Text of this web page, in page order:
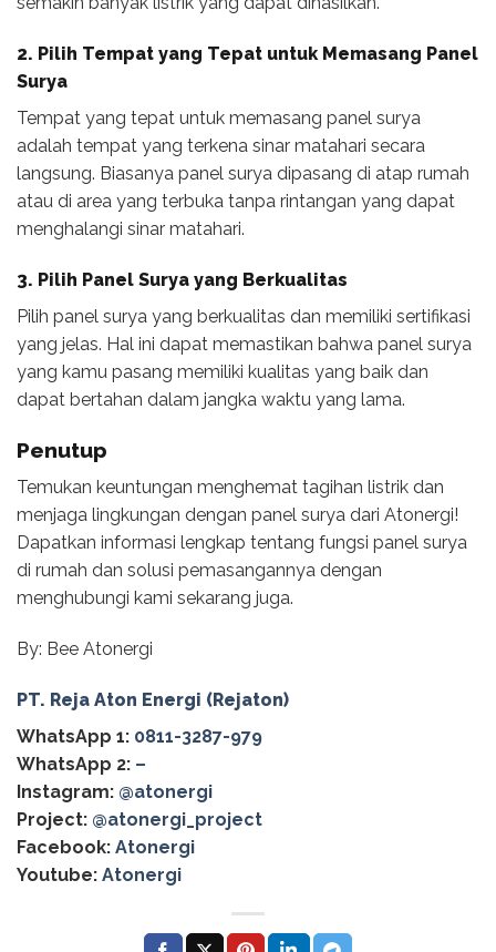
2. Pilih Tempat yang Tepat untuk Memasang Panel
Surya
Tempat yang tepat untuk memasang panel surya
adalah tempat yang terkena sinar matahari secara
langsung. Biasanya panel surya dipasang di atap rumah
atau di area yang terbuka tanpa rintangan yang dapat
menghalangi sinar matahari.
3. Pilih Panel Surya yang Berkualitas
Pilih panel surya yang berkualitas dan memiliki sertifikasi
yang jelas. Hal ini dapat memastikan bahwa panel surya
yang kamu pasang memiliki kualitas yang baik dan
dapat bertahan dalam jangka waktu yang lama.
Penutup
Temukan keuntungan menghemat tagihan listrik dan
menjaga lingkungan dengan panel surya dari Atonergi!
Dapatkan informasi lengkap tentang fungsi panel surya
di rumah dan solusi pemasangannya dengan
menghubungi kami sekarang juga.
By: Bee Atonergi
PT. Reja Aton Energi (Rejaton)
WhatsApp 1: 0811-3287-979
WhatsApp 2: –
Instagram: @atonergi
Project: @atonergi_project
Facebook: Atonergi
Youtube: Atonergi